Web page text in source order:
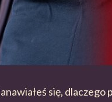
się,